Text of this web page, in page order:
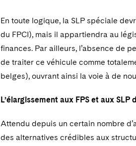
En toute logique, la SLP spéciale
du FPCI), mais il appartiendra au
finances. Par ailleurs, l’absence de
de traiter ce véhicule comme
belges), ouvrant ainsi la voie à de
L’élargissement aux FPS et aux
Attendu depuis un certain nombre
des alternatives crédibles aux